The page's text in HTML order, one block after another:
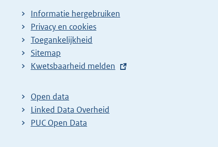
Informatie hergebruiken
Privacy en cookies
Toegankelijkheid
Sitemap
E
t
e
r
Kwetsbaarheid melden
Open data
Linked Data Overheid
PUC Open Data